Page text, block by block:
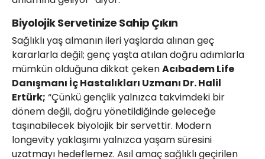
Biyolojik Servetinize Sahip Çıkın
Sağlıklı yaş almanın ileri yaşlarda alınan geç
kararlarla değil; genç yaşta atılan doğru adımlarla
mümkün olduğuna dikkat çekenAcıbadem Life
Danışmanı İç Hastalıkları Uzmanı Dr. Halil
Ertürk; “Çünkü gençlik yalnızca takvimdeki bir
dönem değil, doğru yönetildiğinde geleceğe
taşınabilecek biyolojik bir servettir. Modern
longevity yaklaşımı yalnızca yaşam süresini
uzatmayı hedeflemez. Asıl amaç sağlıklı geçirilen